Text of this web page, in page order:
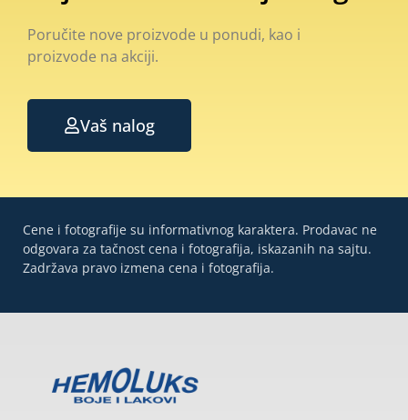
Poručite nove proizvode u ponudi, kao i
proizvode na akciji.
Vaš nalog
Cene i fotografije su informativnog karaktera. Prodavac ne
odgovara za tačnost cena i fotografija, iskazanih na sajtu.
Zadržava pravo izmena cena i fotografija.